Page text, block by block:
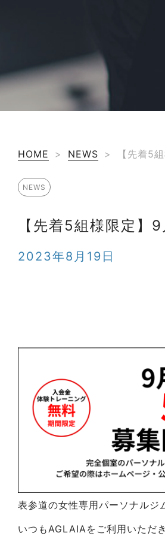
HOME > NEWS > 【先着5
NEWS
【先着5組様限定】
2023年8月19日
表参道の女性専用パーソナルジ
いつもAGLAIAをご利用いただ